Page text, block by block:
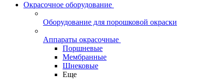
Окрасочное оборудование
Оборудование для порошковой окраски
Аппараты окрасочные
Поршневые
Мембранные
Шнековые
Еще